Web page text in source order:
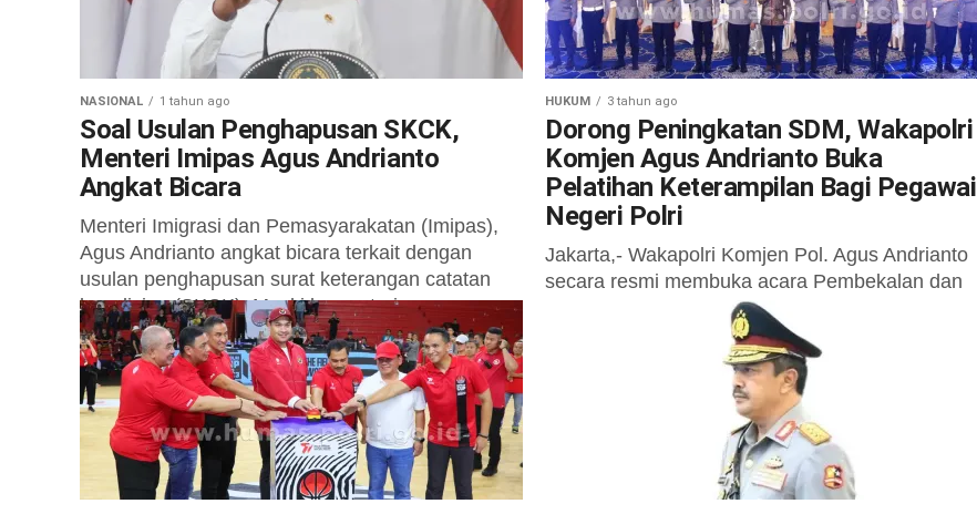
NASIONAL 1 tahun ago
Soal Usulan Penghapusan SKCK,
Menteri Imipas Agus Andrianto
Angkat Bicara
Menteri Imigrasi dan Pemasyarakatan (Imipas),
Agus Andrianto angkat bicara terkait dengan
usulan penghapusan surat keterangan catatan
kepolisian (SKCK). Meski kementerian yang
dipimpinnya tidak melayani SKCK, menurut...
HUKUM 3 tahun ago
Dorong Peningkatan SDM, Wakapolri
Komjen Agus Andrianto Buka
Pelatihan Keterampilan Bagi Pegawai
Negeri Polri
Jakarta,- Wakapolri Komjen Pol. Agus Andrianto
secara resmi membuka acara Pembekalan dan
Pelatihan Keterampilan bagi Pegawai Negeri
Pada Polri (PNPP) Tahun Anggaran 2024 di The